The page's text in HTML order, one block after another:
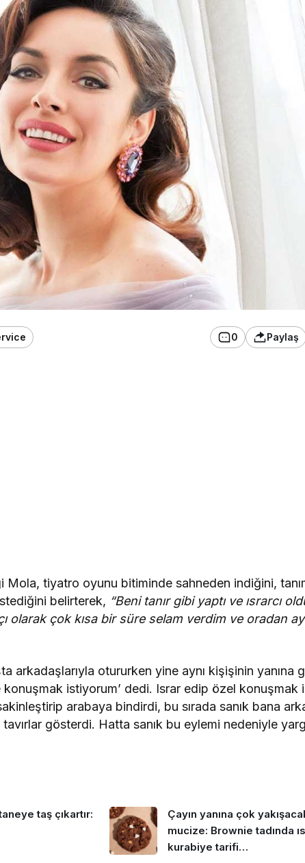
0 Paylaş
tiyatro oyunu bitiminde sahneden indiğini,
belirterek, “Beni tanır gibi yaptı ve ısrarcı
olarak çok kısa bir süre selam verdim ve oradan
arkadaşlarıyla otururken yine aynı kişişinin yanına
konuşmak istiyorum’ dedi. Israr edip özel konuşmak
arabaya bindirdi, bu sırada sanık bana
tavırlar gösterdi. Hatta sanık bu eylemi nedeniyle
taş çıkartır:
Çayın yanına çok
mucize: Brownie tadında
kurabiye tarifi…